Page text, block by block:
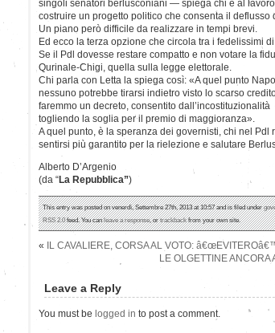
singoli senatori berlusconiani — spiega chi è al
costruire un progetto politico che consenta il deflusso
Un piano però difficile da realizzare in tempi brevi.
Ed ecco la terza opzione che circola tra i fedelissimi
Se il Pdl dovesse restare compatto e non votare la
Qurinale-Chigi, quella sulla legge elettorale.
Chi parla con Letta la spiega così: «A quel punto
nessuno potrebbe tirarsi indietro visto lo scarso
faremmo un decreto, consentito
togliendo la soglia per il premio di maggioranza».
A quel punto, è la speranza dei governisti, chi nel
sentirsi più garantito per la rielezione e salutare
Alberto D’Argenio
(da “La Repubblica”)
This entry was posted on venerdì, Settembre 27th, 2013 at 10:57 and is filed under
RSS 2.0feed. You canleave a response, ortrackbackfrom your own site.
«
IL CAVALIERE, CORSA AL VOTO:
LE OLGETTINE
Leave a Reply
You must be logged in to post a comment.